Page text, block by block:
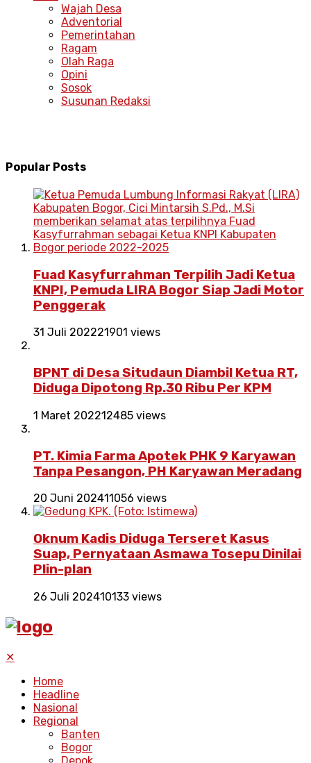
Wajah Desa
Adventorial
Pemerintahan
Ragam
Olah Raga
Opini
Sosok
Susunan Redaksi
Popular Posts
Fuad Kasyfurrahman Terpilih Jadi Ketua
KNPI, Pemuda LIRA Bogor Siap Jadi Motor
Penggerak
31 Juli 202221901 views
BPNT di Desa Situdaun Diambil Ketua RT,
Diduga Dipotong Rp.30 Ribu Per KPM
1 Maret 202212485 views
PT. Kimia Farma Apotek PHK 9 Karyawan
Tanpa Pesangon, PH Karyawan Meradang
20 Juni 202411056 views
Oknum Kadis Diduga Terseret Kasus
Suap, Pernyataan Asmawa Tosepu Dinilai
Plin-plan
26 Juli 202410133 views
✕
Home
Headline
Nasional
Regional
Banten
Bogor
Depok